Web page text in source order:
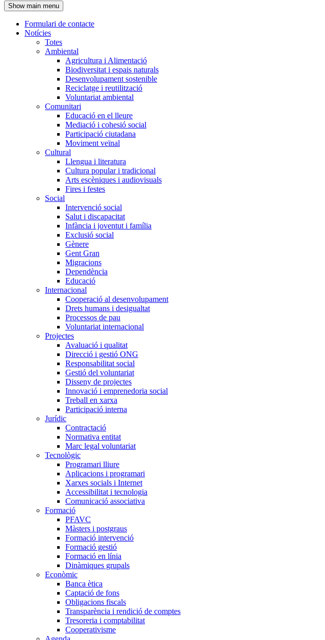
l'encapçalament
Show main menu
Navegació
principal
Formulari de contacte
Notícies
Totes
Ambiental
Agricultura i Alimentació
Biodiversitat i espais naturals
Desenvolupament sostenible
Reciclatge i reutilització
Voluntariat ambiental
Comunitari
Educació en el lleure
Mediació i cohesió social
Participació ciutadana
Moviment veïnal
Cultural
Llengua i literatura
Cultura popular i tradicional
Arts escèniques i audiovisuals
Fires i festes
Social
Intervenció social
Salut i discapacitat
Infància i joventut i família
Exclusió social
Gènere
Gent Gran
Migracions
Dependència
Educació
Internacional
Cooperació al desenvolupament
Drets humans i desigualtat
Processos de pau
Voluntariat internacional
Projectes
Avaluació i qualitat
Direcció i gestió ONG
Responsabilitat social
Gestió del voluntariat
Disseny de projectes
Innovació i emprenedoria social
Treball en xarxa
Participació interna
Jurídic
Contractació
Normativa entitat
Marc legal voluntariat
Tecnològic
Programari lliure
Aplicacions i programari
Xarxes socials i Internet
Accessibilitat i tecnologia
Comunicació associativa
Formació
PFAVC
Màsters i postgraus
Formació intervenció
Formació gestió
Formació en línia
Dinàmiques grupals
Econòmic
Banca ètica
Captació de fons
Obligacions fiscals
Transparència i rendició de comptes
Tresoreria i comptabilitat
Cooperativisme